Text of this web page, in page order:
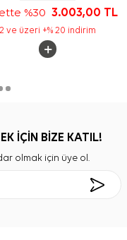
%303.003,00 TL
2 ve üzeri +% 20 indirim
İÇİN BİZE KATIL!
olmak için üye ol.